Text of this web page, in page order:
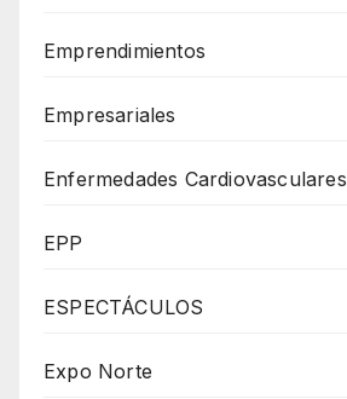
Emprendimientos
Empresariales
Enfermedades Cardiovasculares
EPP
ESPECTÁCULOS
Expo Norte